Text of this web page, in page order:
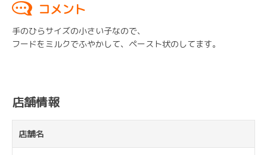
コメント
手のひらサイズの小さい子なので、
フードをミルクでふやかして、ペースト状のしてます。
店舗情報
店舗名